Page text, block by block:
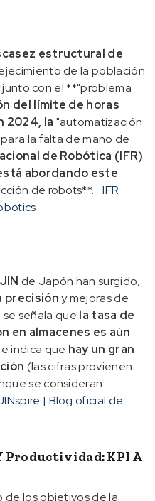
estructural de
de la población
con el **"problema
del límite de horas
2024, la "automatización
la falta de mano de
de Robótica (IFR)
abordando este
de robots**.
IFR
de Japón han surgido,
precisióny mejoras de
señala que la tasa de
en almacenes es aún
indica que hay un gran
(las cifras provienen
se consideran
| Blog oficial de
Productividad: KPI A
de los objetivos de la